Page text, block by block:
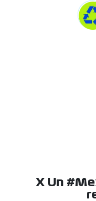
X Un